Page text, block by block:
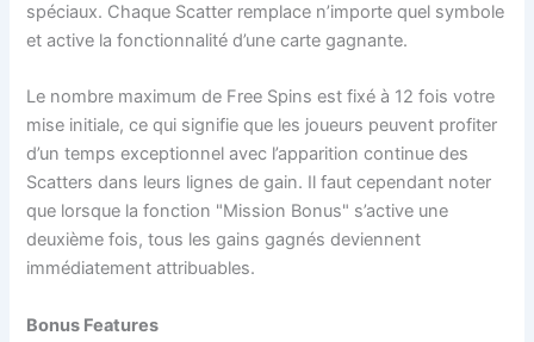
spéciaux. Chaque Scatter remplace n’importe quel symbole
et active la fonctionnalité d’une carte gagnante.
Le nombre maximum de Free Spins est fixé à 12 fois votre
mise initiale, ce qui signifie que les joueurs peuvent profiter
d’un temps exceptionnel avec l’apparition continue des
Scatters dans leurs lignes de gain. Il faut cependant noter
que lorsque la fonction "Mission Bonus" s’active une
deuxième fois, tous les gains gagnés deviennent
immédiatement attribuables.
Bonus Features